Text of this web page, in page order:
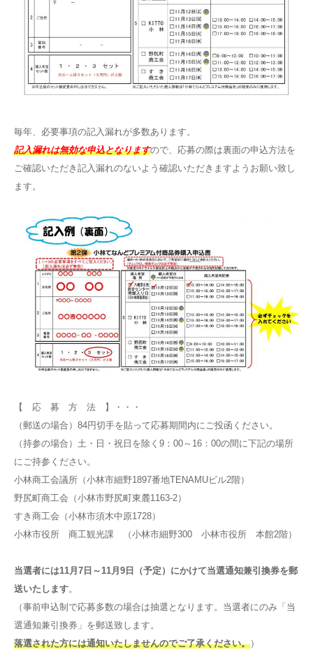
毎年、必要事項の記入漏れが多数あります。
記入漏れは無効な申込となりますので、応募の際は裏面の申込方法を
ご確認いただき記入漏れのないよう確認いただきますようお願い致し
ます。
【 応 募 方 法 】・・・
（郵送の場合）84円切手を貼って応募期間内にご投函ください。
（持参の場合）土・日・祝日を除く9：00～16：00の間に下記の場所
にご持参ください。
小林商工会議所（小林市細野1897番地TENAMUビル2階）
野尻町商工会（小林市野尻町東麓1163-2）
すき商工会（小林市須木中原1728）
小林市役所 商工観光課 （小林市細野300 小林市役所 本館2階）
当選者には11月7日～11月9日（予定）にかけて当選通知兼引換券を郵
送いたします。
（事前申込制で応募多数の場合は抽選となります。当選者にのみ「当
選通知兼引換券」を郵送致します。
落選された方には通知いたしませんのでご了承ください。）